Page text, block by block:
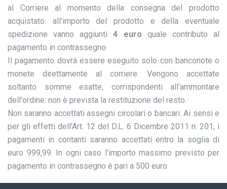
al Corriere al momento della consegna del prodotto
acquistato: all'importo del prodotto e della eventuale
spedizione vanno aggiunti4 euro quale contributo al
pagamento in contrassegno.
Il pagamento dovrà essere eseguito solo con banconote o
monete direttamente al corriere. Vengono accettate
soltanto somme esatte, corrispondenti all'ammontare
dell'ordine: non è prevista la restituzione del resto.
Non saranno accettati assegni circolari o bancari. Ai sensi e
per gli effetti dell'Art. 12 del D.L. 6 Dicembre 2011 n. 201, i
pagamenti in contanti saranno accettati entro la soglia di
euro 999,99. In ogni caso l'importo massimo previsto per
pagamento in contrassegno è pari a 500 euro.